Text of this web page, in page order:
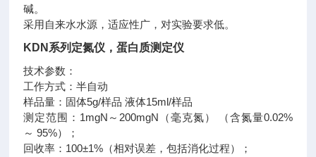
碱。
采用自来水水源，适应性广，对实验要求低。
KDN系列 定氮仪，蛋白质测定仪
技术参数：
工作方式：半自动
样品量：固体5g/样品 液体15ml/样品
测定范围：1mgN～200mgN（毫克氮） （含氮量0.02%
～ 95%）；
回收率：100±1%（相对误差，包括消化过程）；